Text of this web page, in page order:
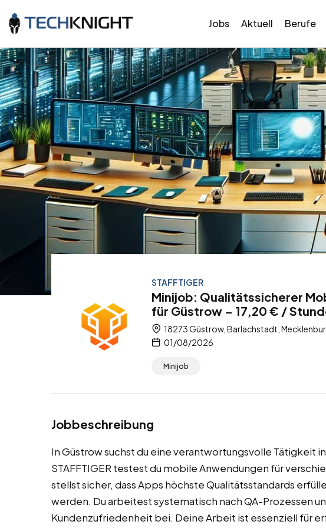
Jobs Aktuell Berufe
STAFFTIGER
Minijob: Qualitätssicherer
für Güstrow – 17,20 € /
18273 Güstrow, Barlachstadt,
01/08/2026
Minijob
Jobbeschreibung
In Güstrow suchst du eine verantwortungsvolle Tätigkeit
STAFFTIGER testest du mobile Anwendungen für
stellst sicher, dass Apps höchste Qualitätsstandards
werden. Du arbeitest systematisch nach QA-Prozessen
Kundenzufriedenheit bei. Deine Arbeit ist essenziell für